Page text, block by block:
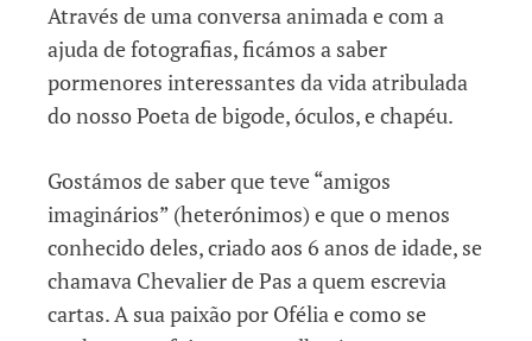
Através de uma conversa animada e com a
ajuda de fotografias, ficámos a saber
pormenores interessantes da vida atribulada
do nosso Poeta de bigode, óculos, e chapéu.
Gostámos de saber que teve “amigos
imaginários” (heterónimos) e que o menos
conhecido deles, criado aos 6 anos de idade, se
chamava Chevalier de Pas a quem escrevia
cartas. A sua paixão por Ofélia e como se